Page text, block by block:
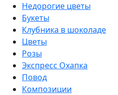
Недорогие цветы
Букеты
Клубника в шоколаде
Цветы
Розы
Экспресс Охапка
Повод
Композиции